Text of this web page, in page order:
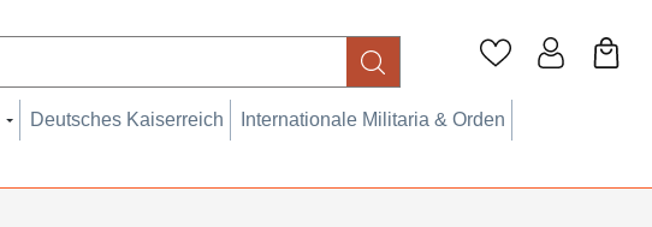
Deutsches Kaiserreich
Internationale Militaria & Orden